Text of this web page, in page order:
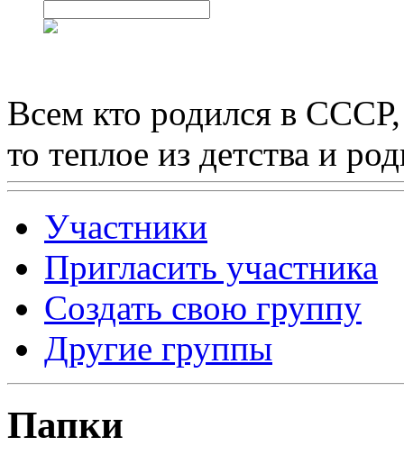
Всем кто родился в
то теплое из детства и
Участники
Пригласить участника
Создать свою группу
Другие группы
Папки